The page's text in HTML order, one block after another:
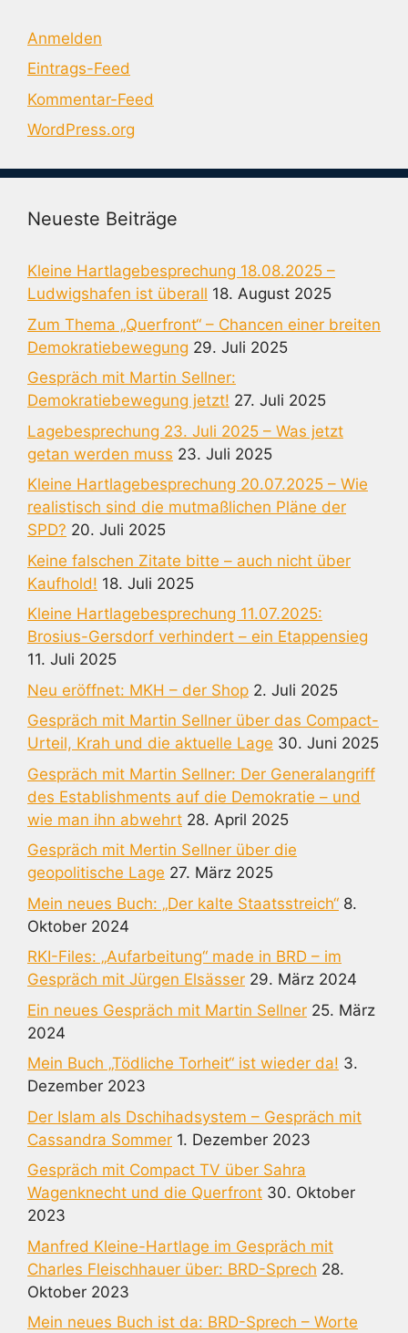
Anmelden
Eintrags-Feed
Kommentar-Feed
WordPress.org
Neueste Beiträge
Kleine Hartlagebesprechung 18.08.2025 –
Ludwigshafen ist überall 18. August 2025
Zum Thema „Querfront“ – Chancen einer breiten
Demokratiebewegung 29. Juli 2025
Gespräch mit Martin Sellner:
Demokratiebewegung jetzt! 27. Juli 2025
Lagebesprechung 23. Juli 2025 – Was jetzt
getan werden muss 23. Juli 2025
Kleine Hartlagebesprechung 20.07.2025 – Wie
realistisch sind die mutmaßlichen Pläne der
SPD? 20. Juli 2025
Keine falschen Zitate bitte – auch nicht über
Kaufhold! 18. Juli 2025
Kleine Hartlagebesprechung 11.07.2025:
Brosius-Gersdorf verhindert – ein Etappensieg
11. Juli 2025
Neu eröffnet: MKH – der Shop 2. Juli 2025
Gespräch mit Martin Sellner über das Compact-
Urteil, Krah und die aktuelle Lage 30. Juni 2025
Gespräch mit Martin Sellner: Der Generalangriff
des Establishments auf die Demokratie – und
wie man ihn abwehrt 28. April 2025
Gespräch mit Mertin Sellner über die
geopolitische Lage 27. März 2025
Mein neues Buch: „Der kalte Staatsstreich“ 8.
Oktober 2024
RKI-Files: „Aufarbeitung“ made in BRD – im
Gespräch mit Jürgen Elsässer 29. März 2024
Ein neues Gespräch mit Martin Sellner 25. März
2024
Mein Buch „Tödliche Torheit“ ist wieder da! 3.
Dezember 2023
Der Islam als Dschihadsystem – Gespräch mit
Cassandra Sommer 1. Dezember 2023
Gespräch mit Compact TV über Sahra
Wagenknecht und die Querfront 30. Oktober
2023
Manfred Kleine-Hartlage im Gespräch mit
Charles Fleischhauer über: BRD-Sprech 28.
Oktober 2023
Mein neues Buch ist da: BRD-Sprech – Worte